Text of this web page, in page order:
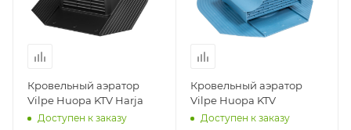
Кровельный аэратор
Vilpe Huopa KTV Harja
Доступен к заказу
Кровельный аэратор
Vilpe Huopa KTV
Доступен к заказу